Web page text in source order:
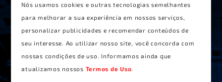
Nós usamos cookies e outras tecnologias semelhantes
para melhorar a sua experiência em nossos serviços,
personalizar publicidades e recomendar conteúdos de
seu interesse. Ao utilizar nosso site, você concorda com
nossas condições de uso. Informamos ainda que
atualizamos nossos Termos de Uso.
Produtos
Lançamentos
Receitas
Contato
Termos de Uso